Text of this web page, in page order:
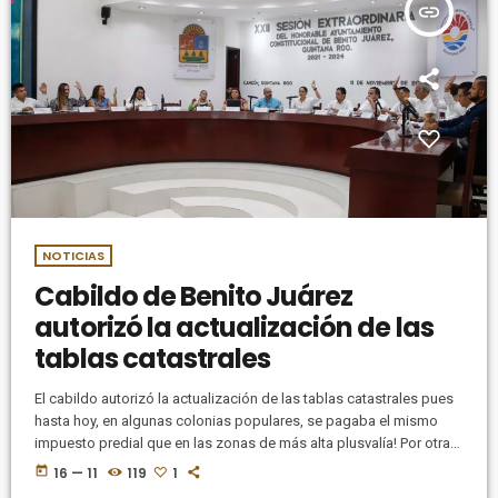
insert_link
NOTICIAS
Cabildo de Benito Juárez
autorizó la actualización de las
tablas catastrales
El cabildo autorizó la actualización de las tablas catastrales pues
hasta hoy, en algunas colonias populares, se pagaba el mismo
impuesto predial que en las zonas de más alta plusvalía! Por otra
parte, el ayuntamiento toma la propiedad de el sitio web de cada
today 16 — 11 119 1